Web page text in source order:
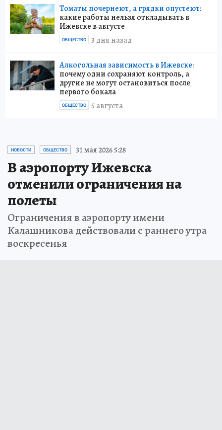
Томаты почернеют, а грядки опустеют:
какие работы нельзя откладывать в
Ижевске в августе
3 дня назад
ОБЩЕСТВО
Алкогольная зависимость в Ижевске:
почему одни сохраняют контроль, а
другие не могут остановиться после
первого бокала
5 августа
ОБЩЕСТВО
НОВОСТИ ОБЩЕСТВО 31 мая 2026 5:28
В аэропорту Ижевска
отменили ограничения на
полеты
Ограничения в аэропорту имени
Калашникова действовали с раннего утра
воскресенья